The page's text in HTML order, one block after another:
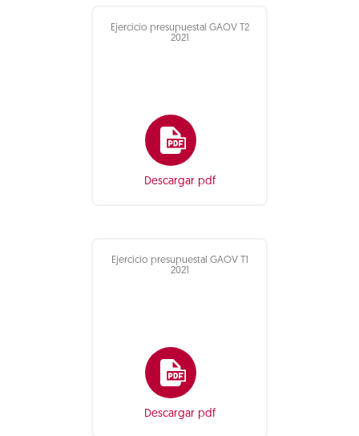
Ejercicio presupuestal GAOV T2
2021
Descargar pdf
Ejercicio presupuestal GAOV T1
2021
Descargar pdf